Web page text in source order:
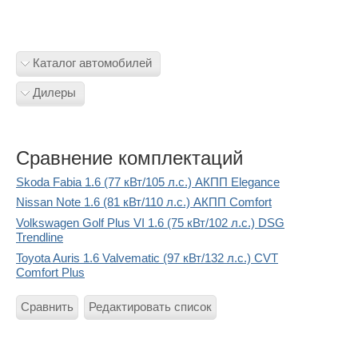
Каталог автомобилей
Дилеры
Сравнение комплектаций
Skoda Fabia 1.6 (77 кВт/105 л.с.) АКПП Elegance
Nissan Note 1.6 (81 кВт/110 л.с.) АКПП Comfort
Volkswagen Golf Plus VI 1.6 (75 кВт/102 л.с.) DSG
Trendline
Toyota Auris 1.6 Valvematic (97 кВт/132 л.с.) CVT
Comfort Plus
Сравнить Редактировать список